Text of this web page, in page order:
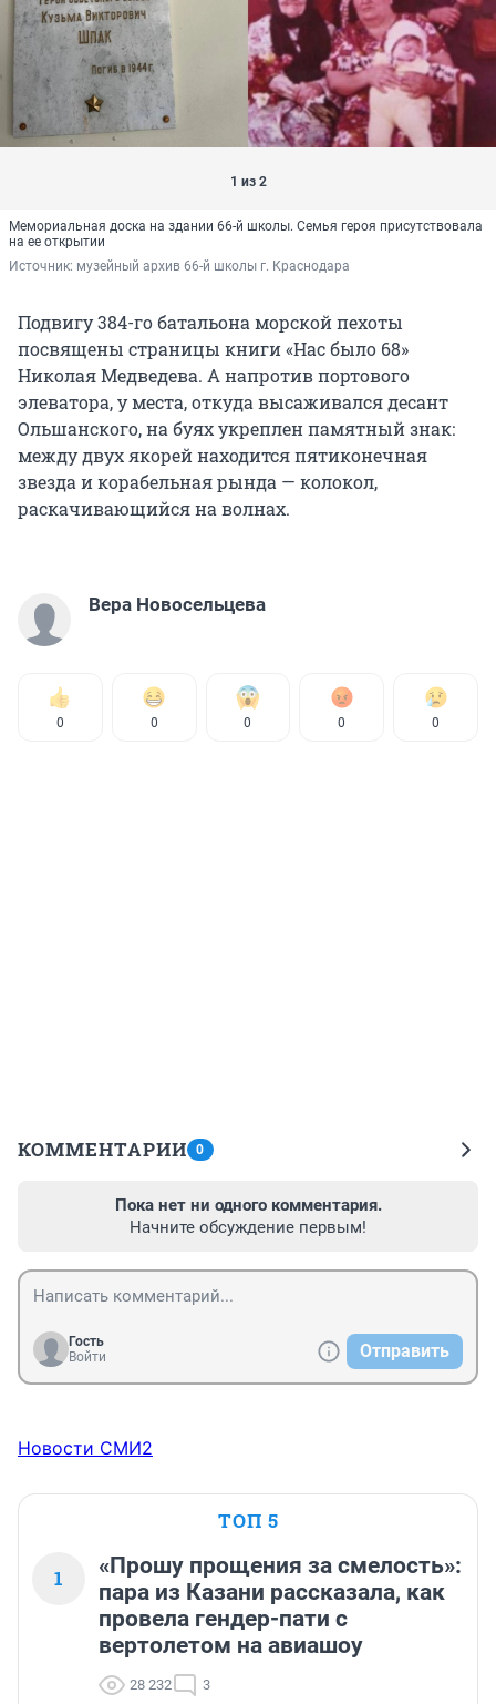
1 из 2
Мемориальная доска на здании 66-й школы. Семья героя присутствовала
на ее открытии
Источник: музейный архив 66-й школы г. Краснодара
Подвигу 384-го батальона морской пехоты
посвящены страницы книги «Нас было 68»
Николая Медведева. А напротив портового
элеватора, у места, откуда высаживался десант
Ольшанского, на буях укреплен памятный знак:
между двух якорей находится пятиконечная
звезда и корабельная рында — колокол,
раскачивающийся на волнах.
Вера Новосельцева
0 0 0 0 0
КОММЕНТАРИИ 0
Пока нет ни одного комментария.
Начните обсуждение первым!
Гость
Войти
Отправить
Новости СМИ2
ТОП 5
1
«Прошу прощения за смелость»:
пара из Казани рассказала, как
провела гендер-пати с
вертолетом на авиашоу
28 232 3